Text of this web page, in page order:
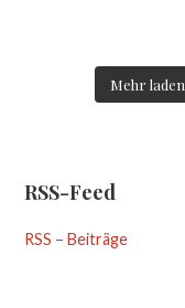
Mehr laden
RSS-Feed
RSS – Beiträge